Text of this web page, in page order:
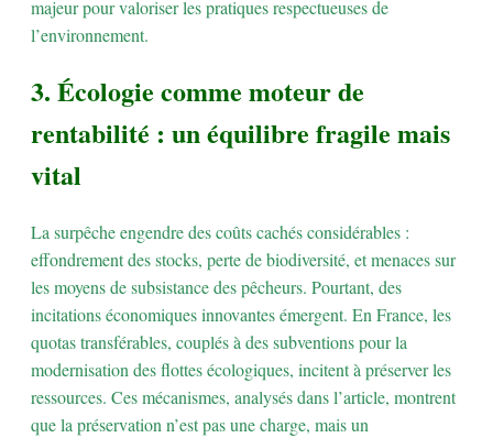
majeur pour valoriser les pratiques respectueuses de
l’environnement.
3. Écologie comme moteur de
rentabilité : un équilibre fragile mais
vital
La surpêche engendre des coûts cachés considérables :
effondrement des stocks, perte de biodiversité, et menaces sur
les moyens de subsistance des pêcheurs. Pourtant, des
incitations économiques innovantes émergent. En France, les
quotas transférables, couplés à des subventions pour la
modernisation des flottes écologiques, incitent à préserver les
ressources. Ces mécanismes, analysés dans l’article, montrent
que la préservation n’est pas une charge, mais un